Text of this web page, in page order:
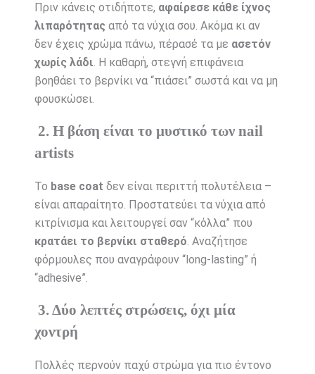
Πριν κάνεις οτιδήποτε, αφαίρεσε κάθε ίχνος
λιπαρότητας από τα νύχια σου. Ακόμα κι αν
δεν έχεις χρώμα πάνω, πέρασέ τα με ασετόν
χωρίς λάδι. Η καθαρή, στεγνή επιφάνεια
βοηθάει το βερνίκι να “πιάσει” σωστά και να μη
φουσκώσει.
2. Η βάση είναι το μυστικό των nail
artists
Το base coat δεν είναι περιττή πολυτέλεια –
είναι απαραίτητο. Προστατεύει τα νύχια από
κιτρίνισμα και λειτουργεί σαν “κόλλα” που
κρατάει το βερνίκι σταθερό. Αναζήτησε
φόρμουλες που αναγράφουν “long-lasting” ή
“adhesive”.
3. Δύο λεπτές στρώσεις, όχι μία
χοντρή
Πολλές περνούν παχύ στρώμα για πιο έντονο